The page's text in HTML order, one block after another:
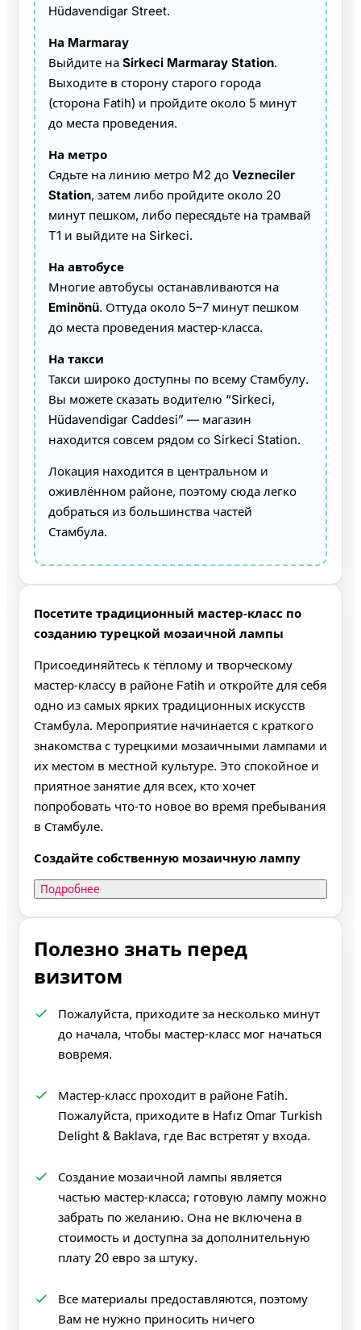
Hüdavendigar Street.
На Marmaray
Выйдите на Sirkeci Marmaray Station.
Выходите в сторону старого города
(сторона Fatih) и пройдите около 5 минут
до места проведения.
На метро
Сядьте на линию метро M2 до Vezneciler
Station, затем либо пройдите около 20
минут пешком, либо пересядьте на трамвай
T1 и выйдите на Sirkeci.
На автобусе
Многие автобусы останавливаются на
Eminönü. Оттуда около 5–7 минут пешком
до места проведения мастер‑класса.
На такси
Такси широко доступны по всему Стамбулу.
Вы можете сказать водителю “Sirkeci,
Hüdavendigar Caddesi” — магазин
находится совсем рядом со Sirkeci Station.
Локация находится в центральном и
оживлённом районе, поэтому сюда легко
добраться из большинства частей
Стамбула.
Посетите традиционный мастер‑класс по
созданию турецкой мозаичной лампы
Присоединяйтесь к тёплому и творческому
мастер‑классу в районе Fatih и откройте для себя
одно из самых ярких традиционных искусств
Стамбула. Мероприятие начинается с краткого
знакомства с турецкими мозаичными лампами и
их местом в местной культуре. Это спокойное и
приятное занятие для всех, кто хочет
попробовать что‑то новое во время пребывания
в Стамбуле.
Создайте собственную мозаичную лампу
Подробнее
Полезно знать перед
визитом
Пожалуйста, приходите за несколько минут
до начала, чтобы мастер‑класс мог начаться
вовремя.
Мастер‑класс проходит в районе Fatih.
Пожалуйста, приходите в Hafız Omar Turkish
Delight & Baklava, где Вас встретят у входа.
Создание мозаичной лампы является
частью мастер‑класса; готовую лампу можно
забрать по желанию. Она не включена в
стоимость и доступна за дополнительную
плату 20 евро за штуку.
Все материалы предоставляются, поэтому
Вам не нужно приносить ничего